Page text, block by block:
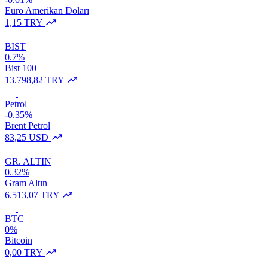
Euro Amerikan Doları
1,15 TRY
BIST
0.7%
Bist 100
13.798,82 TRY
Petrol
-0.35%
Brent Petrol
83,25 USD
GR. ALTIN
0.32%
Gram Altın
6.513,07 TRY
BTC
0%
Bitcoin
0,00 TRY